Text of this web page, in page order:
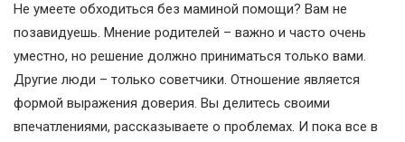
Не умеете обходиться без маминой помощи? Вам не
позавидуешь. Мнение родителей – важно и часто очень
уместно, но решение должно приниматься только вами.
Другие люди – только советчики. Отношение является
формой выражения доверия. Вы делитесь своими
впечатлениями, рассказываете о проблемах. И пока все в